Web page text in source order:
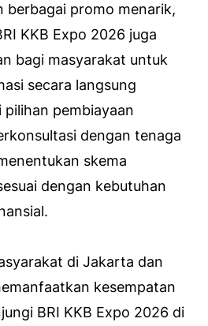
berbagai promo menarik,
KKB Expo 2026 juga
bagi masyarakat untuk
secara langsung
pembiayaan
dengan tenaga
skema
dengan kebutuhan
di Jakarta dan
kesempatan
BRI KKB Expo 2026 di